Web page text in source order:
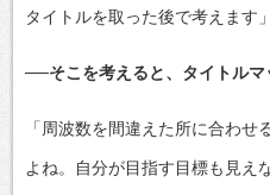
タイトルを取った後で考えます」
──そこを考えると、タイトル
「周波数を間違えた所に合わ
よね。自分が目指す目標も見え